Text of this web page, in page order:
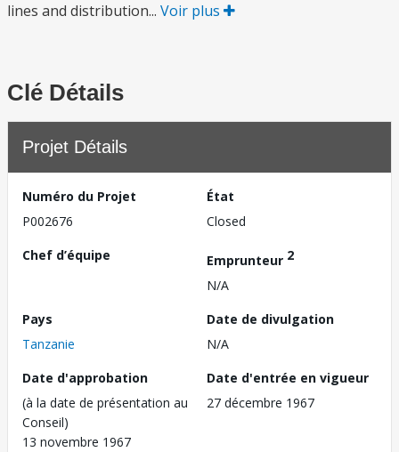
lines and distribution... Voir plus
Clé Détails
Projet Détails
Numéro du Projet
P002676
État
Closed
Chef d’équipe
Emprunteur 2
N/A
Pays
Tanzanie
Date de divulgation
N/A
Date d'approbation
(à la date de présentation au
Conseil)
13 novembre 1967
Date d'entrée en vigueur
27 décembre 1967